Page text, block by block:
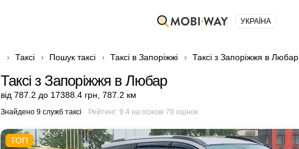
УКРАЇНА
Таксі Пошук таксі Таксі в Запоріжжі Таксі з Запоріжжя в Любар
Таксі з Запоріжжя в Любар
від 787.2 до 17388.4 грн 787.2 км
Знайдено 9 служб таксі Рейтинг: 9.4на основі 79 оцінок